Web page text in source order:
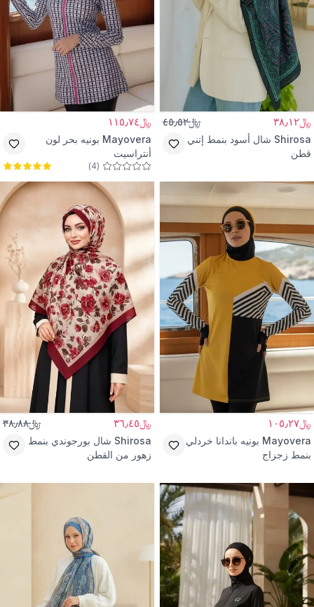
﷼٣٨٫١٢ ﷼٤٥٫٥٢
Shirosa شال أسود بنمط إتني
قطن
﷼١١٥٫٧٤
Mayovera بونيه بحر لون
أنتراسيت
(
4
)
﷼١٠٥٫٢٧
Mayovera بونيه باندانا خردلي
بنمط زجزاج
﷼٣٦٫٤٥ ﷼٣٨٫٨٨
Shirosa شال بورجوندي بنمط
زهور من القطن